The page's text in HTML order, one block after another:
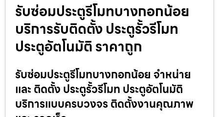
รับซ่อมประตูรีโมทบางกอกน้อย
บริการรับติดตั้ง ประตูรั้วรีโมท
ประตูอัตโนมัติ ราคาถูก
รับซ่อมประตูรีโมทบางกอกน้อย จำหน่าย
และ ติดตั้ง ประตูรั้วรีโมท ประตูอัตโนมัติ
บริการแบบครบวงจร ติดตั้งงานคุณภาพ